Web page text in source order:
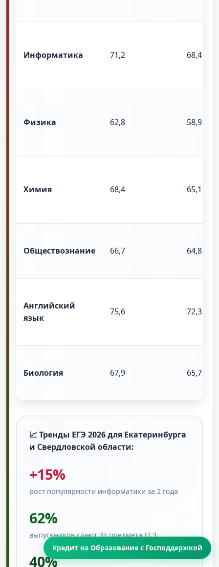
Информатика 71,2 68,4
Физика 62,8 58,9
Химия 68,4 65,1
Обществознание 66,7 64,8
Английский
язык
75,6 72,3
Биология 67,9 65,7
📈 Тренды ЕГЭ 2026 для Екатеринбурга
и Свердловской области:
+15%
рост популярности информатики за 2 года
62%
выпускников сдают 3+ предмета ЕГЭ
40%
Кредит на Образование с Господдержкой